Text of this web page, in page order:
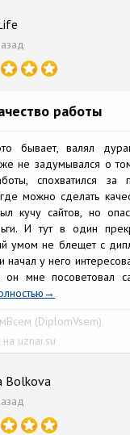
работы
бывает, валял
не задумывался о
спохватился за
можно сделать
кучу сайтов, но
И тут в один
умом не блещет с
у него
мне посоветовал
(DiplomVsem)
uznai.su
Bolkova